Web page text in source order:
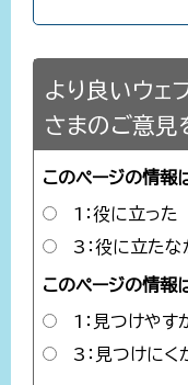
より良いウェ
さまのご意見
このページの情報
1：役に立った
3：役に立たな
このページの情報
1：見つけやす
3：見つけにく